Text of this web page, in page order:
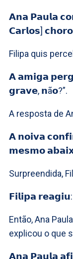
𝗔𝗻𝗮 𝗣𝗮𝘂𝗹𝗮
𝗖𝗮𝗿𝗹𝗼𝘀]
Filipa quis
𝗔 𝗮𝗺𝗶𝗴𝗮
𝗴𝗿𝗮𝘃𝗲, 𝗻ã𝗼?”.
A resposta de
𝗔 𝗻𝗼𝗶𝘃𝗮
𝗺𝗲𝘀𝗺𝗼
Surpreendida,
𝗙𝗶𝗹𝗶𝗽𝗮
Então, Ana
explicou o que
𝗔𝗻𝗮 𝗣𝗮𝘂𝗹𝗮